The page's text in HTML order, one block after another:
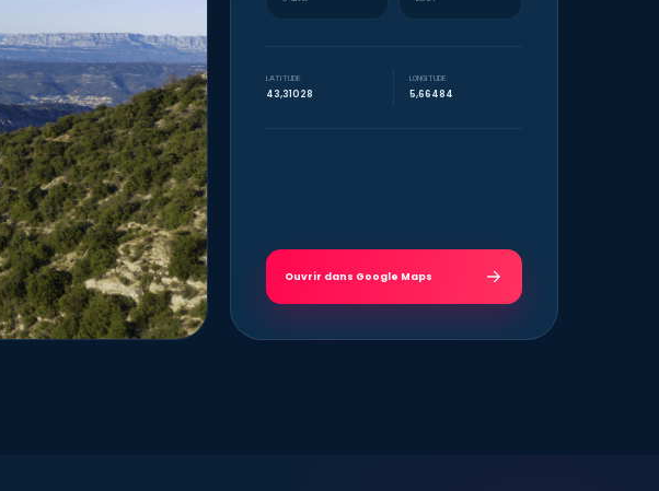
LATITUDE
43,31028
LONGITUDE
5,66484
Ouvrir dans Google Maps